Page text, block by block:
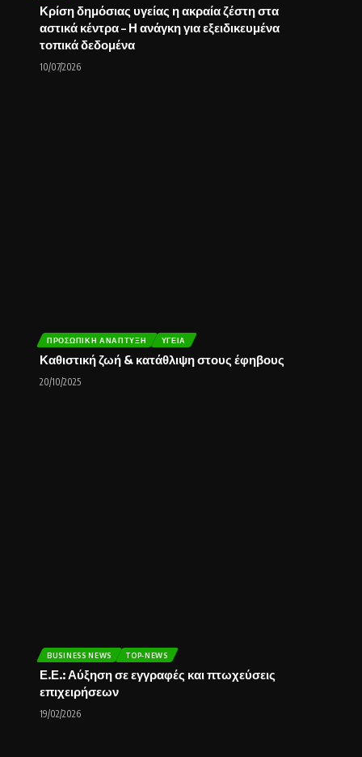
Κρίση δημόσιας υγείας η ακραία ζέστη στα
αστικά κέντρα – Η ανάγκη για εξειδικευμένα
τοπικά δεδομένα
10/07/2026
ΠΡΟΣΩΠΙΚΉ ΑΝΆΠΤΥΞΗ ΥΓΕΊΑ
Καθιστική ζωή & κατάθλιψη στους έφηβους
20/10/2025
BUSINESS NEWS TOP-NEWS
Ε.Ε.: Αύξηση σε εγγραφές και πτωχεύσεις
επιχειρήσεων
19/02/2026